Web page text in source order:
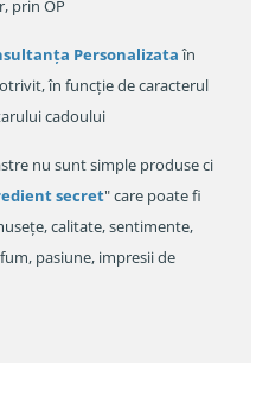
prin OP
Personalizataîn
în funcție de caracterul
cadoului
nu sunt simple produse ci
secret" care poate fi
calitate, sentimente,
pasiune, impresii de